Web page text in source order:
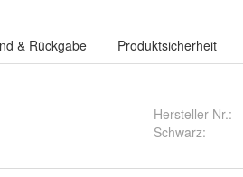
& Rückgabe Produktsicherheit
Hersteller Nr.:
Schwarz: